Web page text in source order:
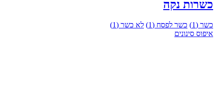
כשרות נקה
כשר (1) כשר לפסח (1) לא כשר (1)
איפוס סינונים